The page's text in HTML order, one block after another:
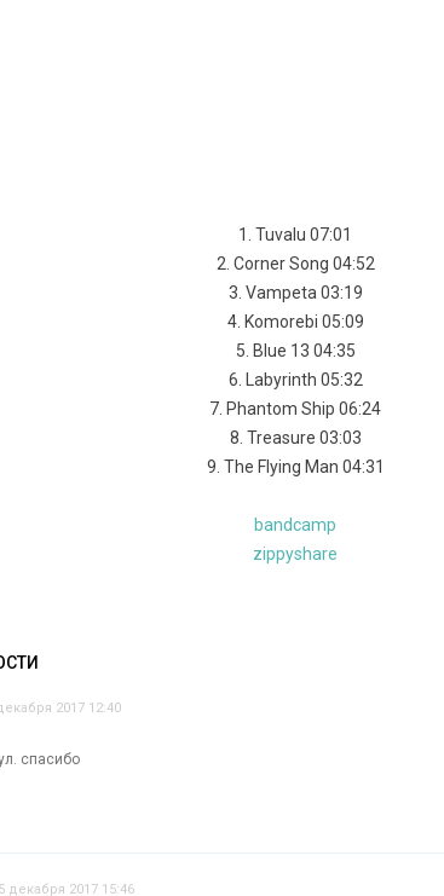
1. Tuvalu 07:01
2. Corner Song 04:52
3. Vampeta 03:19
4. Komorebi 05:09
5. Blue 13 04:35
6. Labyrinth 05:32
7. Phantom Ship 06:24
8. Treasure 03:03
9. The Flying Man 04:31
bandcamp
zippyshare
2017 12:40
спасибо
5 декабря 2017 15:46